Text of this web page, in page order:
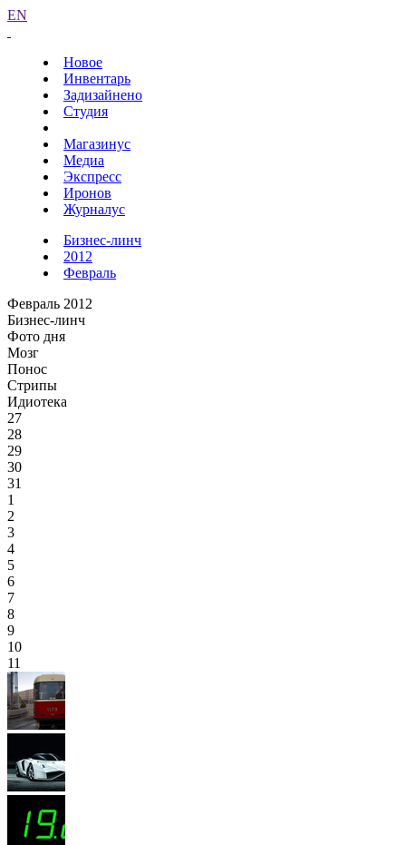
EN
Новое
Инвентарь
Задизайнено
Студия
Магазинус
Медиа
Экспресс
Иронов
Журналус
Бизнес-линч
2012
Февраль
Февраль 2012
Бизнес-линч
Фото дня
Мозг
Понос
Стрипы
Идиотека
27
28
29
30
31
1
2
3
4
5
6
7
8
9
10
11